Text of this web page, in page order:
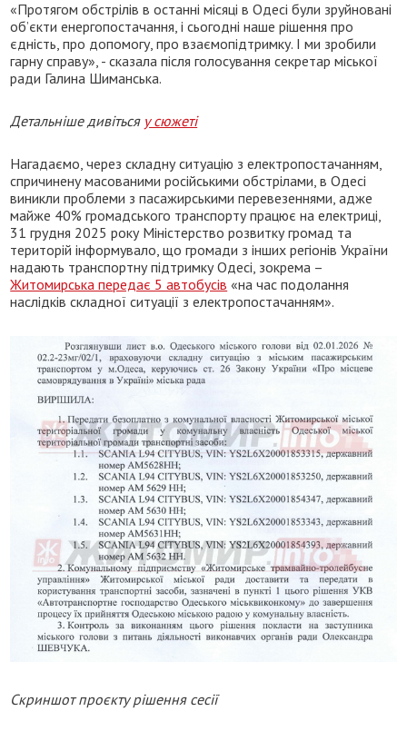
«Протягом обстрілів в останні місяці в Одесі були зруйновані
об’єкти енергопостачання, і сьогодні наше рішення про
єдність, про допомогу, про взаємопідтримку. І ми зробили
гарну справу», - сказала після голосування секретар міської
ради Галина Шиманська.
Детальніше дивіться у сюжеті
Нагадаємо, через складну ситуацію з електропостачанням,
спричинену масованими російськими обстрілами, в Одесі
виникли проблеми з пасажирськими перевезеннями, адже
майже 40% громадського транспорту працює на електриці,
31 грудня 2025 року Міністерство розвитку громад та
територій інформувало, що громади з інших регіонів України
надають транспортну підтримку Одесі, зокрема –
Житомирська передає 5 автобусів «на час подолання
наслідків складної ситуації з електропостачанням».
Скриншот проєкту рішення сесії